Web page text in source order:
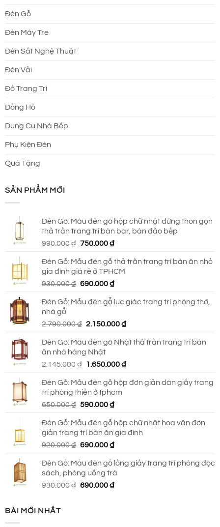
Đèn Gỗ
Đèn Mây Tre
Đèn Sắt Nghệ Thuật
Đèn Vải
Đồ Trang Trí
Đồng Hồ
Dung Cụ Nhà Bếp
Phụ Kiện Đèn
Quà Tặng
SẢN PHẨM MỚI
Đèn Gỗ: Mẫu đèn gỗ hộp chữ nhật đứng thon gọn
thả trần trang trí bàn bar, bàn đảo bếp
990.000₫ Giá
là:
990.000 ₫.
750.000₫Giá
tại
là:
750.000 ₫.
Đèn Gỗ: Mẫu đèn gỗ thả trần trang trí bàn ăn nhỏ
gia đình giá rẻ ở TPHCM
930.000₫ Giá
là:
690.000₫Giá
tại
690.000 ₫.
Đèn Gỗ: Mẫu đèn gỗ lục giác trang trí phòng thờ,
nhà gỗ
2.790.000₫ Giá
là:
2.790.000 ₫.
2.150.000₫Giá
tại
2.150.000 ₫.
Đèn Gỗ: Mẫu đèn gỗ Nhật thả trần trang trí bàn
ăn nhà hàng Nhật
2.145.000₫
Giá
là:
2.145.000 ₫.
1.650.000₫Giá
tại
Đèn Gỗ: Mẫu đèn gỗ hộp đơn giản dán giấy trang
trí phòng thiền ở tphcm
650.000₫ Giá
là:
650.000 ₫.
590.000₫Giá
tại
là:
590.000 ₫.
Đèn Gỗ: Mẫu đèn gỗ hộp chữ nhật hoa văn đơn
giản trang trí bàn ăn gia đình
920.000₫ Giá
là:
920.000 ₫.
690.000₫Giá
tại
là:
690.000 ₫.
Đèn Gỗ: Mẫu đèn gỗ lồng giấy trang trí phòng đọc
sách, phòng uống trà
930.000₫ Giá
690.000₫Giá
BÀI MỚI NHẤT